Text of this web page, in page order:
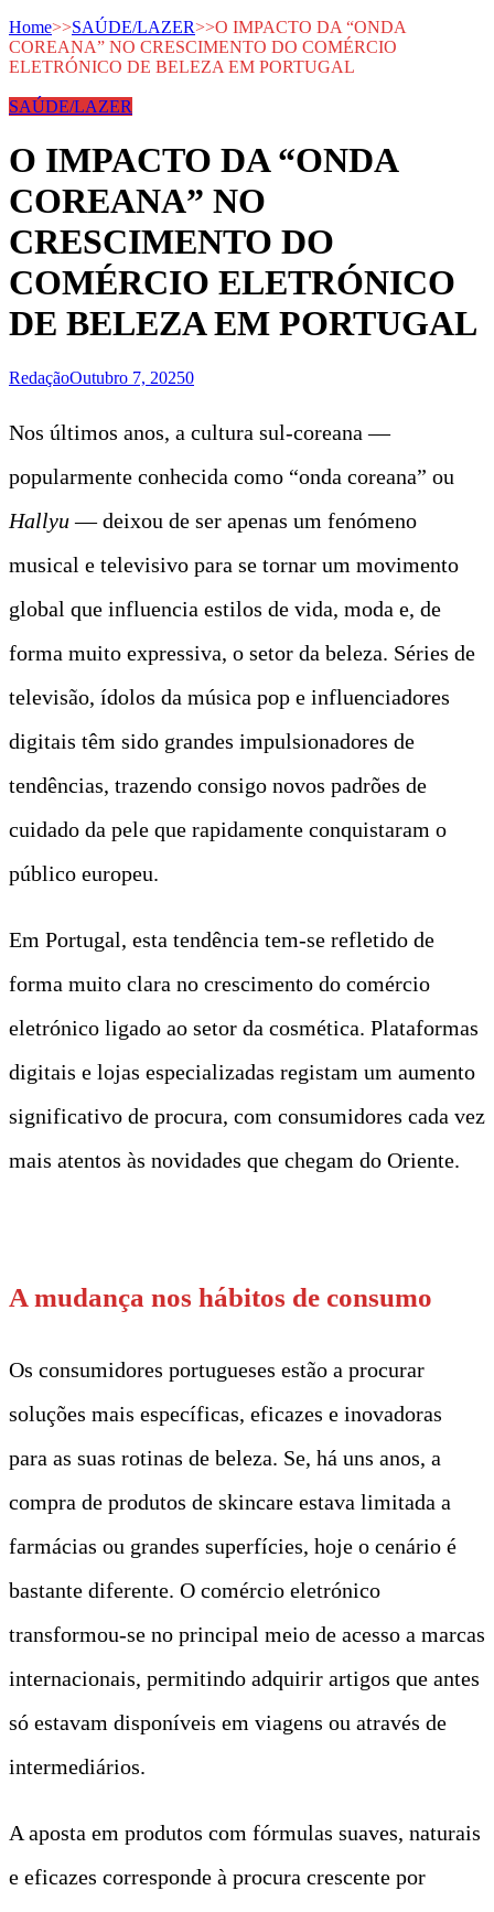
Home>>SAÚDE/LAZER>>O IMPACTO DA “ONDA
COREANA” NO CRESCIMENTO DO COMÉRCIO
ELETRÓNICO DE BELEZA EM PORTUGAL
SAÚDE/LAZER
O IMPACTO DA “ONDA
COREANA” NO
CRESCIMENTO DO
COMÉRCIO ELETRÓNICO
DE BELEZA EM PORTUGAL
RedaçãoOutubro 7, 20250
Nos últimos anos, a cultura sul-coreana —
popularmente conhecida como “onda coreana” ou
Hallyu— deixou de ser apenas um fenómeno
musical e televisivo para se tornar um movimento
global que influencia estilos de vida, moda e, de
forma muito expressiva, o setor da beleza. Séries de
televisão, ídolos da música pop e influenciadores
digitais têm sido grandes impulsionadores de
tendências, trazendo consigo novos padrões de
cuidado da pele que rapidamente conquistaram o
público europeu.
Em Portugal, esta tendência tem-se refletido de
forma muito clara no crescimento do comércio
eletrónico ligado ao setor da cosmética. Plataformas
digitais e lojas especializadas registam um aumento
significativo de procura, com consumidores cada vez
mais atentos às novidades que chegam do Oriente.
A mudança nos hábitos de consumo
Os consumidores portugueses estão a procurar
soluções mais específicas, eficazes e inovadoras
para as suas rotinas de beleza. Se, há uns anos, a
compra de produtos de skincare estava limitada a
farmácias ou grandes superfícies, hoje o cenário é
bastante diferente. O comércio eletrónico
transformou-se no principal meio de acesso a marcas
internacionais, permitindo adquirir artigos que antes
só estavam disponíveis em viagens ou através de
intermediários.
A aposta em produtos com fórmulas suaves, naturais
e eficazes corresponde à procura crescente por